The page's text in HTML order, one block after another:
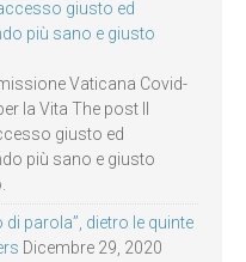
giusto ed
più sano e giusto
Vaticana Covid-
la Vita The post Il
giusto ed
più sano e giusto
di parola”, dietro le quinte
Dicembre 29, 2020